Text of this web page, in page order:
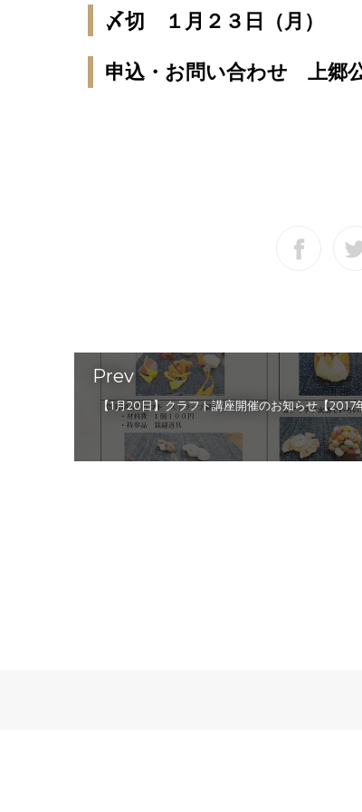
〆切 １月２３日（月）
申込・お問い合わせ 上郷
Prev
【1月20日】クラフト講座開催のお知らせ【2017